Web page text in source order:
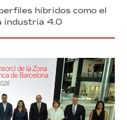
híbridos como el
industria 4.0